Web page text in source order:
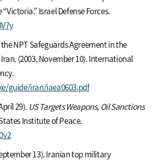
Israel Defense Forces.
NPT Safeguards Agreement in the
(2003, November 10). International
guide/iran/iaea0603.pdf
29). US Targets Weapons, Oil Sanctions
Institute of Peace.
13). Iranian top military